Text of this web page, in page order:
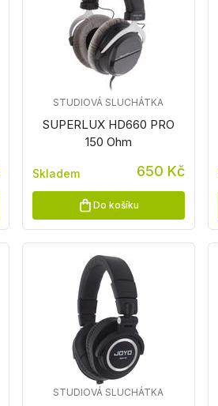
SUPERLUX HD660 PRO
150 Ohm
STUDIOVÁ SLUCHÁTKA
Skladem 650 Kč
Do košíku
STUDIOVÁ SLUCHÁTKA